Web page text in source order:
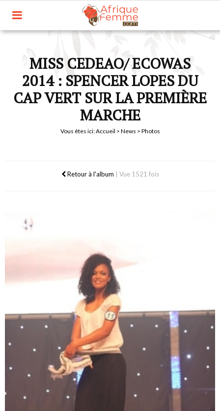
MISS CEDEAO/ ECOWAS
2014 : SPENCER LOPES DU
CAP VERT SUR LA PREMIÈRE
MARCHE
Vous êtes ici:Accueil > News > Photos
Retour à l'album Vue 1521 fois